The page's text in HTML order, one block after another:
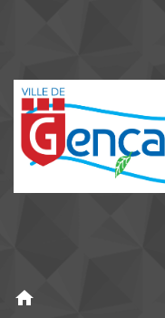
home